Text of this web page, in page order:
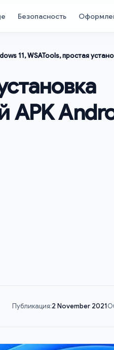
Безопасность
11, WSATools, простая
APK
Публикация:2 November 2021